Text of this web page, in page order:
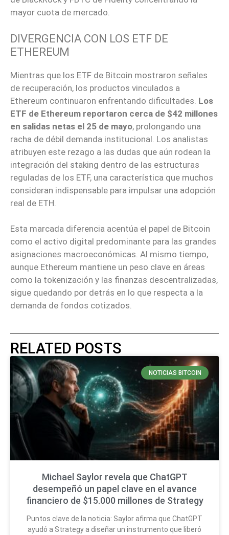
mayor cuota de mercado.
DIVERGENCIA CON LOS ETF DE
ETHEREUM
Mientras que los ETF de Bitcoin mostraron señales
de recuperación, los productos vinculados a
Ethereum continuaron enfrentando dificultades. Los
ETF de Ethereum reportaron cerca de $42 millones
en salidas netas el 25 de mayo, prolongando una
racha de débil demanda institucional. Los analistas
atribuyen este rezago a las dudas que aún rodean la
integración del staking dentro de las estructuras
reguladas de los ETF, una característica que muchos
consideran indispensable para impulsar una adopción
real de ETH.
Esta marcada diferencia acentúa el papel de Bitcoin
como el activo digital predominante para las grandes
asignaciones macroeconómicas. Al mismo tiempo,
aunque Ethereum mantiene un peso clave en áreas
como la tokenización y las finanzas descentralizadas,
sigue quedando por detrás en lo que respecta a la
demanda de fondos cotizados.
RELATED POSTS
NOTICIAS BITCOIN
Michael Saylor revela que ChatGPT
desempeñó un papel clave en el avance
financiero de $15.000 millones de Strategy
Puntos clave de la noticia: Saylor afirma que ChatGPT
ayudó a Strategy a diseñar un instrumento que liberó